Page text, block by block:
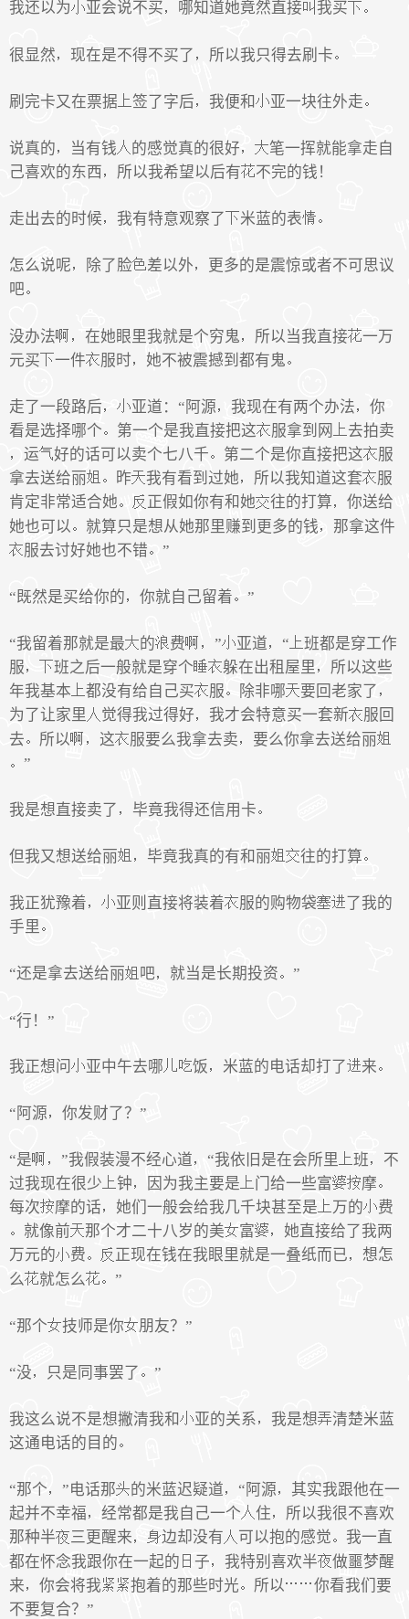
我还以为 亚会说不买 哪知道她竟然直接 我买
很显然 现在是不得不买了 所以我只得去刷卡
刷完卡又在票据 签了字后 我便和 亚一块往外走
说真的 当有钱 的感觉真的很好
笔一挥就能拿走自
己喜欢的东西
所以我希望以后有 不完的钱！
走出去的时候 我有特意观察了 米蓝的表
怎么说呢 除了脸 差以外
更多的是震惊或者不可思议
吧
没办法 在她眼里我就是个穷鬼 所以当我直接
一万
元买
一件 服时 她不被震撼到都有鬼
走了一段路后 亚道：“阿源 我现在有两个办法
你
看是选择哪个
第一个是我直接把这 服拿到网
去拍卖
运
好的话可以卖个七八千 第二个是你直接把这
服
拿去送给丽
昨 我有看到过她 所以我知道这套
服
肯定非常适合她
正假如你有和她 往的打算
你送给
她也可以
就算只是想从她那里赚到更多的钱
那拿这件
服去讨好她也不错
”
“既然是买给你的 你就自己留着 ”
“我留着那就是最 的 费 ” 亚道 “
班都是穿工作
服
班之后一般就是穿个 躲在出租屋里
所以这些
年我基本
都没有给自己买 服 除非哪
要回老家了
为了让家里
觉得我过得好 我才会特意买一套新
服回
去
所以 这 服要么我拿去卖
要么你拿去送给丽
”
我是想直接卖了 毕竟我得还信用卡
但我又想送给丽 毕竟我真的有和丽 往的打算
我正犹豫着 亚则直接将装着 服的购物袋
了我的
手里
“还是拿去送给丽 吧 就当是长期投资 ”
“行！”
我正想问 亚中午去哪 饭 米蓝的电话却打了 来
“阿源 你发财了？”
“是 ”我假装漫不经心道 “我依旧是在会所里 班
不
过我现在很少
钟 因为我主要是 门给一些富
摩
每次
摩的话 她们一般会给我几千块甚至是 万的
费
就像前
那个才二十八岁的美 富
她直接给了我两
万元的
费 正现在钱在我眼里就是一叠纸而已
想怎
么
就怎么 ”
“那个 技师是你 朋友？”
“没 只是同事罢了 ”
我这么说不是想撇清我和 亚的关系 我是想
清楚米蓝
这通电话的目的
“那个 ”电话那 的米蓝迟疑道 “阿源
其实我跟他在一
起并不幸福
经常都是我自己一个 住
所以我很不喜欢
那种半
三更醒来 边却没有 可以抱的感觉
我一直
都在怀念我跟你在一起的
子 我特别喜欢半
做噩梦醒
来
你会将我 抱着的那些时光 所以
你看我们要
不要复合？”